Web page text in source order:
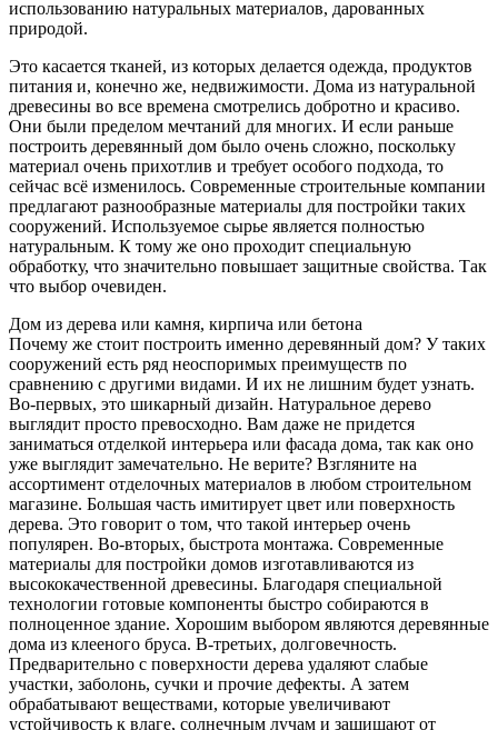
использованию натуральных материалов, дарованных
природой.
Это касается тканей, из которых делается одежда, продуктов
питания и, конечно же, недвижимости. Дома из натуральной
древесины во все времена смотрелись добротно и красиво.
Они были пределом мечтаний для многих. И если раньше
построить деревянный дом было очень сложно, поскольку
материал очень прихотлив и требует особого подхода, то
сейчас всё изменилось. Современные строительные компании
предлагают разнообразные материалы для постройки таких
сооружений. Используемое сырье является полностью
натуральным. К тому же оно проходит специальную
обработку, что значительно повышает защитные свойства. Так
что выбор очевиден.
Дом из дерева или камня, кирпича или бетона
Почему же стоит построить именно деревянный дом? У таких
сооружений есть ряд неоспоримых преимуществ по
сравнению с другими видами. И их не лишним будет узнать.
Во-первых, это шикарный дизайн. Натуральное дерево
выглядит просто превосходно. Вам даже не придется
заниматься отделкой интерьера или фасада дома, так как оно
уже выглядит замечательно. Не верите? Взгляните на
ассортимент отделочных материалов в любом строительном
магазине. Большая часть имитирует цвет или поверхность
дерева. Это говорит о том, что такой интерьер очень
популярен. Во-вторых, быстрота монтажа. Современные
материалы для постройки домов изготавливаются из
высококачественной древесины. Благодаря специальной
технологии готовые компоненты быстро собираются в
полноценное здание. Хорошим выбором являются деревянные
дома из клееного бруса. В-третьих, долговечность.
Предварительно с поверхности дерева удаляют слабые
участки, заболонь, сучки и прочие дефекты. А затем
обрабатывают веществами, которые увеличивают
устойчивость к влаге, солнечным лучам и защищают от